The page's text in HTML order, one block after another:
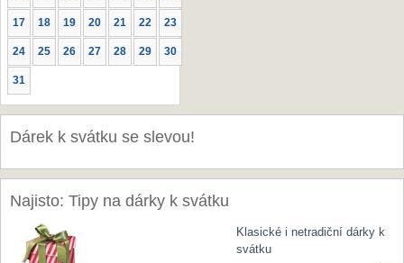
17 18 19 20 21 22 23
24 25 26 27 28 29 30
31
Dárek k svátku se slevou!
Najisto: Tipy na dárky k svátku
Klasické i netradiční dárky k
svátku